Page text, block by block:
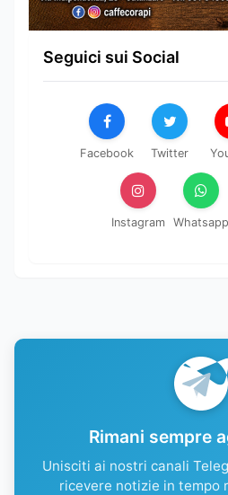
Seguici sui Social
Facebook Twitter
Instagram Whatsapp
Rimani sempre
Unisciti ai nostri canali
ricevere notizie in tempo